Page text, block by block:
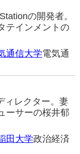
の開発者。
テインメントの
通信大学電気通
ィレクター。妻
ーサーの桜井郁
田大学政治経済